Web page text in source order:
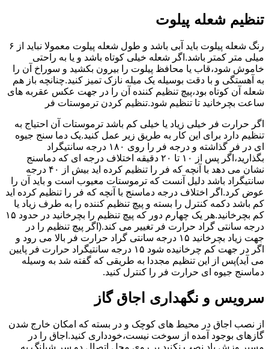
تنظیم شعله پیلوت
رنگ شعله پیلوت باید آبی باشد و طول شعله پیلوت معمولا نباید از ۶
میلی متر کمتر باشد.اگر شعله خیلی کوتاه باشد و یا به راحتی
خاموش شود،قاب یا محافظ پیلوت را بیرون بکشید و سوراخ آن را
به آهستگی و با دقت بوسیله یک میله نازک تمیز کنید.چنانچه باز هم
شعله آن کوتاه بود،پیچ تنظیم کننده آن را در جهت عکس عقربه های
ساعت بچرخانید تا تنظیم شود.تنظیم کردن ترموستات فر
اگر حرارت فر خیلی زیاد یا خیلی کم باشد ترموستات آن احتیاج به
تنظیم دارد برای این کار به طریق زیر عمل کنید.یک دما سنج جیوه
ای در فر گذاشته و درجه فر را روی ۱۸۰ درجه سانتیگراد
بگذارید،اگر پس از ۱۰ تا ۲۰ دقیقه اختلاف درجه ای که دماسنج
نشان می دهد با آنچه که فر را تنظیم کرده اید بیش از ۴۰ درجه
سانتیگراد باشد دلیل آنست که ترموستات معیوب است و باید آن را
عوض کرد.اگر اختلاف درجه دماسنج با آنچه که فر را تنظیم کرده اید
کم باشد دکمه کنترل را بسته و پیچ تنظیم کننده را به طرف زیاد یا
کم بچرخانید.هر یک چهارم دور که پیچ تنظیم را بچرخانید در حدود ۱۵
درجه سانتی گراد حرارت فر تغییر می کند.(اگر پیچ تنظیم را در
جهت زیاد بچرخانید ۱۵ درجه سانتی گراد حرارت فر بالا می رود و
اگر در جهت کم چرخانیده شود ۱۵ درجه سانتیگراد حرارت فر پایین
می آید)پس از این تنظیم مجددا به طریقی که گفته شد به وسیله
دماسنج جیوه ای حرارت فر را کنترل کنید.
سرویس و نگهداری اجاق گاز
از نصب اجاق در محیط های کوچک و در بسته که امکان خارج شدن
گازهای بوجود آمده از سوخت نیست،خودداری کنید.اجاق را در
مسیر وزش باد نصب نکنید.بر روی محل اتصال دو سر شیلنگ به